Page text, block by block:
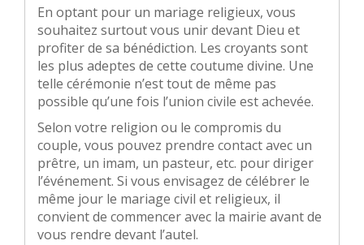
En optant pour un mariage religieux, vous
souhaitez surtout vous unir devant Dieu et
profiter de sa bénédiction. Les croyants sont
les plus adeptes de cette coutume divine. Une
telle cérémonie n’est tout de même pas
possible qu’une fois l’union civile est achevée.
Selon votre religion ou le compromis du
couple, vous pouvez prendre contact avec un
prêtre, un imam, un pasteur, etc. pour diriger
l’événement. Si vous envisagez de célébrer le
même jour le mariage civil et religieux, il
convient de commencer avec la mairie avant de
vous rendre devant l’autel.